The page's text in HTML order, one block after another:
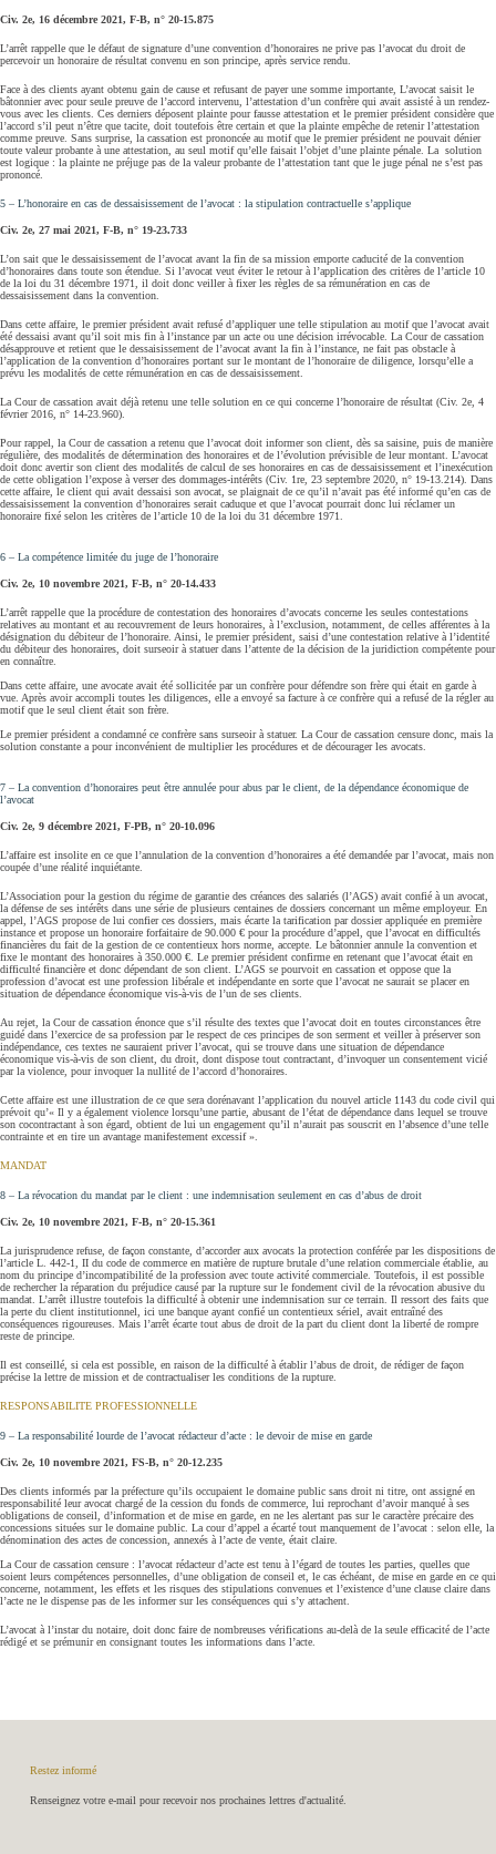
Civ. 2e, 16 décembre 2021, F-B, n° 20-15.875
L’arrêt rappelle que le défaut de signature d’une convention d’honoraires ne prive pas l’avocat du droit de
percevoir un honoraire de résultat convenu en son principe, après service rendu.
Face à des clients ayant obtenu gain de cause et refusant de payer une somme importante, L’avocat saisit le
bâtonnier avec pour seule preuve de l’accord intervenu, l’attestation d’un confrère qui avait assisté à un rendez-
vous avec les clients. Ces derniers déposent plainte pour fausse attestation et le premier président considère que
l’accord s’il peut n’être que tacite, doit toutefois être certain et que la plainte empêche de retenir l’attestation
comme preuve. Sans surprise, la cassation est prononcée au motif que le premier président ne pouvait dénier
toute valeur probante à une attestation, au seul motif qu’elle faisait l’objet d’une plainte pénale. La solution
est logique : la plainte ne préjuge pas de la valeur probante de l’attestation tant que le juge pénal ne s’est pas
prononcé.
5 – L’honoraire en cas de dessaisissement de l’avocat : la stipulation contractuelle s’applique
Civ. 2e, 27 mai 2021, F-B, n° 19-23.733
L’on sait que le dessaisissement de l’avocat avant la fin de sa mission emporte caducité de la convention
d’honoraires dans toute son étendue. Si l’avocat veut éviter le retour à l’application des critères de l’article 10
de la loi du 31 décembre 1971, il doit donc veiller à fixer les règles de sa rémunération en cas de
dessaisissement dans la convention.
Dans cette affaire, le premier président avait refusé d’appliquer une telle stipulation au motif que l’avocat avait
été dessaisi avant qu’il soit mis fin à l’instance par un acte ou une décision irrévocable. La Cour de cassation
désapprouve et retient que le dessaisissement de l’avocat avant la fin à l’instance, ne fait pas obstacle à
l’application de la convention d’honoraires portant sur le montant de l’honoraire de diligence, lorsqu’elle a
prévu les modalités de cette rémunération en cas de dessaisissement.
La Cour de cassation avait déjà retenu une telle solution en ce qui concerne l’honoraire de résultat (Civ. 2e, 4
février 2016, n° 14-23.960).
Pour rappel, la Cour de cassation a retenu que l’avocat doit informer son client, dès sa saisine, puis de manière
régulière, des modalités de détermination des honoraires et de l’évolution prévisible de leur montant. L’avocat
doit donc avertir son client des modalités de calcul de ses honoraires en cas de dessaisissement et l’inexécution
de cette obligation l’expose à verser des dommages-intérêts (Civ. 1re, 23 septembre 2020, n° 19-13.214). Dans
cette affaire, le client qui avait dessaisi son avocat, se plaignait de ce qu’il n’avait pas été informé qu’en cas de
dessaisissement la convention d’honoraires serait caduque et que l’avocat pourrait donc lui réclamer un
honoraire fixé selon les critères de l’article 10 de la loi du 31 décembre 1971.
6 – La compétence limitée du juge de l’honoraire
Civ. 2e, 10 novembre 2021, F-B, n° 20-14.433
L’arrêt rappelle que la procédure de contestation des honoraires d’avocats concerne les seules contestations
relatives au montant et au recouvrement de leurs honoraires, à l’exclusion, notamment, de celles afférentes à la
désignation du débiteur de l’honoraire. Ainsi, le premier président, saisi d’une contestation relative à l’identité
du débiteur des honoraires, doit surseoir à statuer dans l’attente de la décision de la juridiction compétente pour
en connaître.
Dans cette affaire, une avocate avait été sollicitée par un confrère pour défendre son frère qui était en garde à
vue. Après avoir accompli toutes les diligences, elle a envoyé sa facture à ce confrère qui a refusé de la régler au
motif que le seul client était son frère.
Le premier président a condamné ce confrère sans surseoir à statuer. La Cour de cassation censure donc, mais la
solution constante a pour inconvénient de multiplier les procédures et de décourager les avocats.
7 – La convention d’honoraires peut être annulée pour abus par le client, de la dépendance économique de
l’avocat
Civ. 2e, 9 décembre 2021, F-PB, n° 20-10.096
L’affaire est insolite en ce que l’annulation de la convention d’honoraires a été demandée par l’avocat, mais non
coupée d’une réalité inquiétante.
L’Association pour la gestion du régime de garantie des créances des salariés (l’AGS) avait confié à un avocat,
la défense de ses intérêts dans une série de plusieurs centaines de dossiers concernant un même employeur. En
appel, l’AGS propose de lui confier ces dossiers, mais écarte la tarification par dossier appliquée en première
instance et propose un honoraire forfaitaire de 90.000 € pour la procédure d’appel, que l’avocat en difficultés
financières du fait de la gestion de ce contentieux hors norme, accepte. Le bâtonnier annule la convention et
fixe le montant des honoraires à 350.000 €. Le premier président confirme en retenant que l’avocat était en
difficulté financière et donc dépendant de son client. L’AGS se pourvoit en cassation et oppose que la
profession d’avocat est une profession libérale et indépendante en sorte que l’avocat ne saurait se placer en
situation de dépendance économique vis-à-vis de l’un de ses clients.
Au rejet, la Cour de cassation énonce que s’il résulte des textes que l’avocat doit en toutes circonstances être
guidé dans l’exercice de sa profession par le respect de ces principes de son serment et veiller à préserver son
indépendance, ces textes ne sauraient priver l’avocat, qui se trouve dans une situation de dépendance
économique vis-à-vis de son client, du droit, dont dispose tout contractant, d’invoquer un consentement vicié
par la violence, pour invoquer la nullité de l’accord d’honoraires.
Cette affaire est une illustration de ce que sera dorénavant l’application du nouvel article 1143 du code civil qui
prévoit qu’« Il y a également violence lorsqu’une partie, abusant de l’état de dépendance dans lequel se trouve
son cocontractant à son égard, obtient de lui un engagement qu’il n’aurait pas souscrit en l’absence d’une telle
contrainte et en tire un avantage manifestement excessif ».
MANDAT
8 – La révocation du mandat par le client : une indemnisation seulement en cas d’abus de droit
Civ. 2e, 10 novembre 2021, F-B, n° 20-15.361
La jurisprudence refuse, de façon constante, d’accorder aux avocats la protection conférée par les dispositions de
l’article L. 442-1, II du code de commerce en matière de rupture brutale d’une relation commerciale établie, au
nom du principe d’incompatibilité de la profession avec toute activité commerciale. Toutefois, il est possible
de rechercher la réparation du préjudice causé par la rupture sur le fondement civil de la révocation abusive du
mandat. L’arrêt illustre toutefois la difficulté à obtenir une indemnisation sur ce terrain. Il ressort des faits que
la perte du client institutionnel, ici une banque ayant confié un contentieux sériel, avait entraîné des
conséquences rigoureuses. Mais l’arrêt écarte tout abus de droit de la part du client dont la liberté de rompre
reste de principe.
Il est conseillé, si cela est possible, en raison de la difficulté à établir l’abus de droit, de rédiger de façon
précise la lettre de mission et de contractualiser les conditions de la rupture.
RESPONSABILITE PROFESSIONNELLE
9 – La responsabilité lourde de l’avocat rédacteur d’acte : le devoir de mise en garde
Civ. 2e, 10 novembre 2021, FS-B, n° 20-12.235
Des clients informés par la préfecture qu’ils occupaient le domaine public sans droit ni titre, ont assigné en
responsabilité leur avocat chargé de la cession du fonds de commerce, lui reprochant d’avoir manqué à ses
obligations de conseil, d’information et de mise en garde, en ne les alertant pas sur le caractère précaire des
concessions situées sur le domaine public. La cour d’appel a écarté tout manquement de l’avocat : selon elle, la
dénomination des actes de concession, annexés à l’acte de vente, était claire.
La Cour de cassation censure : l’avocat rédacteur d’acte est tenu à l’égard de toutes les parties, quelles que
soient leurs compétences personnelles, d’une obligation de conseil et, le cas échéant, de mise en garde en ce qui
concerne, notamment, les effets et les risques des stipulations convenues et l’existence d’une clause claire dans
l’acte ne le dispense pas de les informer sur les conséquences qui s’y attachent.
L’avocat à l’instar du notaire, doit donc faire de nombreuses vérifications au-delà de la seule efficacité de l’acte
rédigé et se prémunir en consignant toutes les informations dans l’acte.
Restez informé
Renseignez votre e-mail pour recevoir nos prochaines lettres d'actualité.